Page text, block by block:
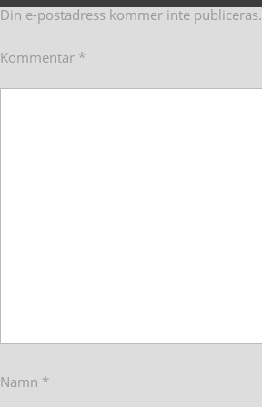
Din e-postadress kommer inte publiceras.
Kommentar *
Namn *